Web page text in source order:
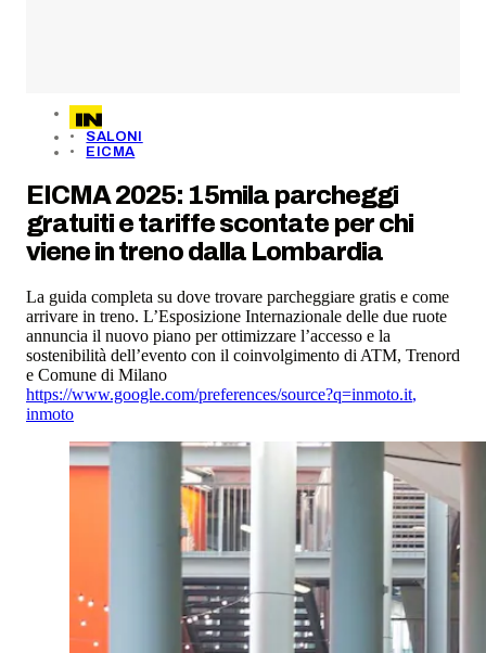
SALONI
EICMA
EICMA 2025: 15mila parcheggi
gratuiti e tariffe scontate per chi
viene in treno dalla Lombardia
La guida completa su dove trovare parcheggiare gratis e come
arrivare in treno. L’Esposizione Internazionale delle due ruote
annuncia il nuovo piano per ottimizzare l’accesso e la
sostenibilità dell’evento con il coinvolgimento di ATM, Trenord
e Comune di Milano
https://www.google.com/preferences/source?q=inmoto.it,
inmoto